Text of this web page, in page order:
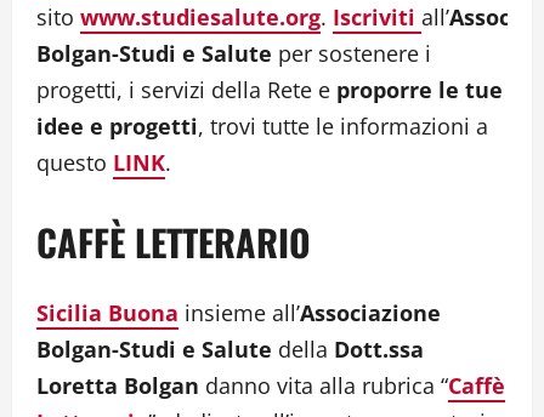
sito www.studiesalute.org. Iscriviti all’
Bolgan-Studi e Salute per sostenere i
progetti, i servizi della Rete e proporre le tue
idee e progetti, trovi tutte le informazioni a
questo LINK.
CAFFÈ LETTERARIO
Sicilia Buona insieme all’Associazione
Bolgan-Studi e Salute della Dott.ssa
Loretta Bolgan danno vita alla rubrica “Caffè